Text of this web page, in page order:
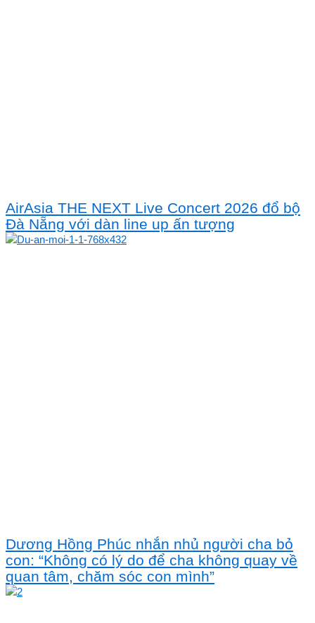
AirAsia THE NEXT Live Concert 2026 đổ bộ
Đà Nẵng với dàn line up ấn tượng
Dương Hồng Phúc nhắn nhủ người cha bỏ
con: “Không có lý do để cha không quay về
quan tâm, chăm sóc con mình”